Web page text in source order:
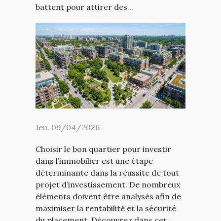
battent pour attirer des...
Jeu. 09/04/2026
Choisir le bon quartier pour investir
dans l’immobilier est une étape
déterminante dans la réussite de tout
projet d’investissement. De nombreux
éléments doivent être analysés afin de
maximiser la rentabilité et la sécurité